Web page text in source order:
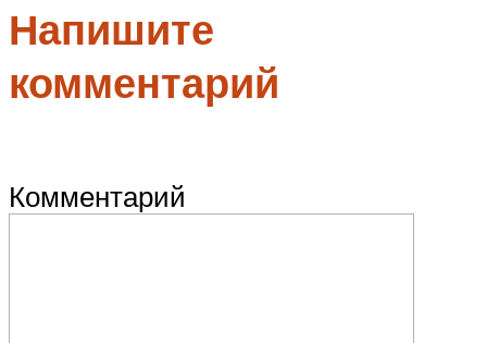
Напишите
комментарий
Комментарий